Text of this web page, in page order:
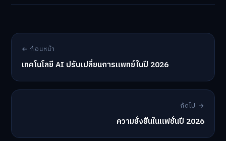
← ก่อนหน้า
เทคโนโลยี AI ปรับเปลี่ยนการแพทย์ในปี 2026
ถัดไป →
ความยั่งยืนในแฟชั่นปี 2026